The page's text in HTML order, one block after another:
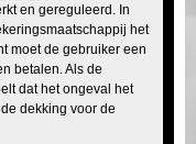
en gereguleerd. In
het
moet de gebruiker een
betalen. Als de
dat het ongeval het
dekking voor de